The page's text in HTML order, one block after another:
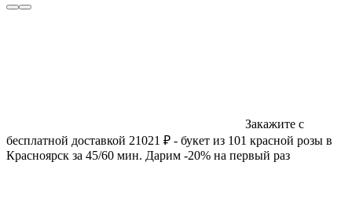
Закажите с
бесплатной доставкой 21021 ₽ - букет из 101 красной розы в
Красноярск за 45/60 мин. Дарим -20% на первый раз